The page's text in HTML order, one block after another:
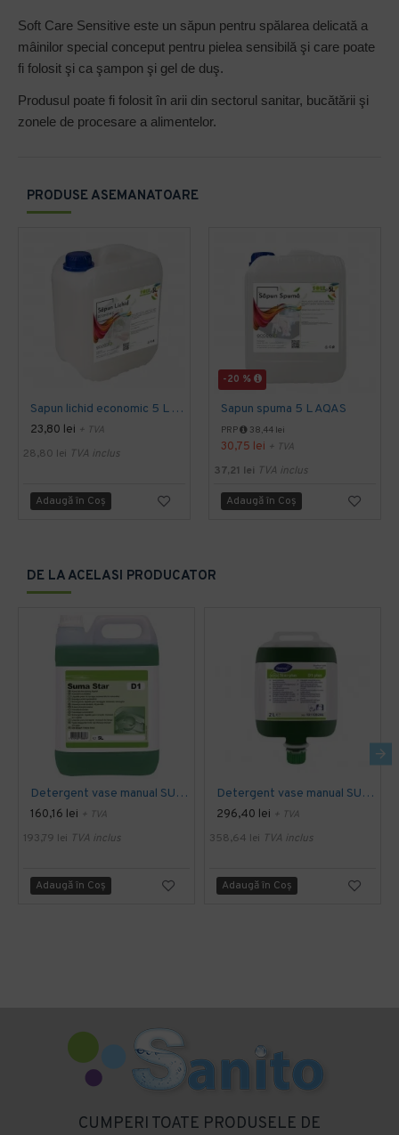
PRODUSE ASEMANATOARE
Sapun lichid economic 5 L AQAS
23,80 lei + TVA
28,80 lei TVA inclus
Adaugă în Coş
-20 %
Sapun spuma 5 L AQAS
PRP 38,44 lei
30,75 lei + TVA
37,21 lei TVA inclus
Adaugă în Coş
DE LA ACELASI PRODUCATOR
Detergent vase manual SUMA STAR D1, Diversey, 5L
160,16 lei + TVA
193,79 lei TVA inclus
Adaugă în Coş
Detergent vase manual SUMA STAR D1 Plus, Diversey, 2L
296,40 lei + TVA
358,64 lei TVA inclus
Adaugă în Coş
Soft Care Sensitive este un săpun pentru spălarea delicată a
mâinilor special conceput pentru pielea sensibilă şi care poate
fi folosit şi ca şampon şi gel de duş.
Produsul poate fi folosit în arii din sectorul sanitar, bucătării şi
zonele de procesare a alimentelor.
CUMPERI TOATE PRODUSELE DE